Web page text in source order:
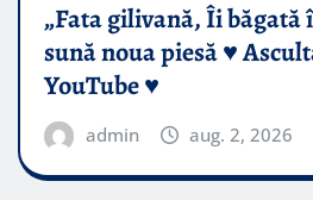
„Fata gilivană, Îi băgată
sună noua piesă ♥️
YouTube ♥️
admin aug. 2, 2026